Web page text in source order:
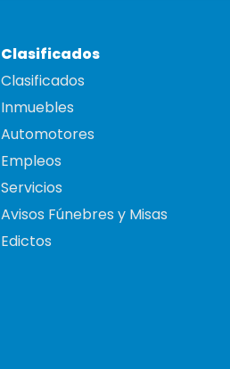
Clasificados
Clasificados
Inmuebles
Automotores
Empleos
Servicios
Avisos Fúnebres y Misas
Edictos